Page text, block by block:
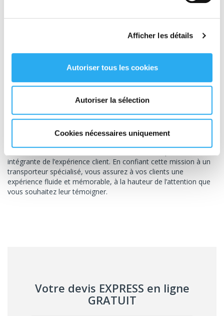
Afficher les détails
Autoriser tous les cookies
Autoriser la sélection
Cookies nécessaires uniquement
utilise des matériaux de qualité et des méthodes de préparation
Résultat : vos cadeaux arrivent en parfait état, ce qui
Expérience soignée pour le
destinataire
expérience soignée pour le destinataire. Un colis remis dans les
courtois, laisse une impression durable.
intégrante de l’expérience client. En confiant cette mission à un
transporteur spécialisé, vous assurez à vos clients une
expérience fluide et mémorable, à la hauteur de l’attention que
vous souhaitez leur témoigner.
Votre devis EXPRESS en ligne
GRATUIT